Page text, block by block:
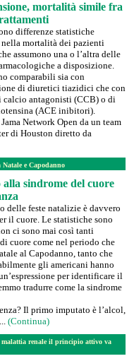
mortalità simile fra
differenze statistiche
mortalità dei pazienti
assumono una o l’altra delle
a disposizione.
comparabili sia con
di diuretici tiazidici che con
calcio antagonisti (CCB) o di
(ACE inibitori).
Network Open da un team
di Houston diretto da
e Capodanno
alla sindrome del cuore
delle feste natalizie è davvero
il cuore. Le statistiche sono
ci sono mai così tanti
cuore come nel periodo che
al Capodanno, tanto che
gli americani hanno
per identificare il
tradurre come la sindrome
Il primo imputato è l’alcol,
(Continua)
renale il principio attivo va